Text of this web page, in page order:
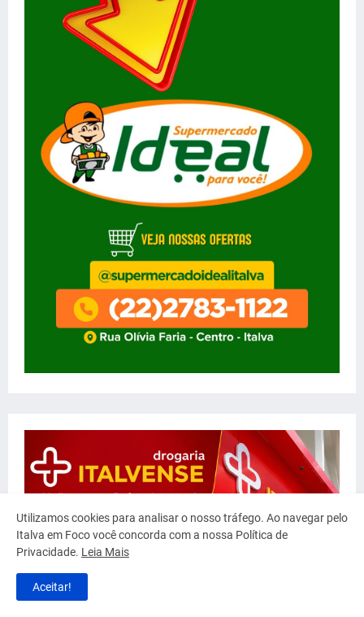
Utilizamos cookies para analisar o nosso tráfego. Ao navegar pelo
Italva em Foco você concorda com a nossa Política de
Privacidade. Leia Mais
Aceitar!